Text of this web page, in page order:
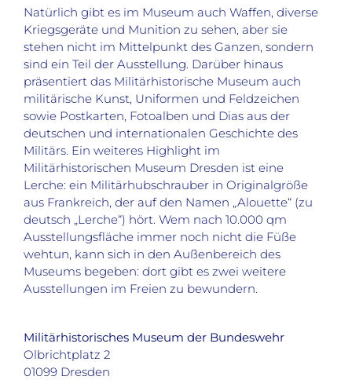
Natürlich gibt es im Museum auch Waffen, diverse
Kriegsgeräte und Munition zu sehen, aber sie
stehen nicht im Mittelpunkt des Ganzen, sondern
sind ein Teil der Ausstellung. Darüber hinaus
präsentiert das Militärhistorische Museum auch
militärische Kunst, Uniformen und Feldzeichen
sowie Postkarten, Fotoalben und Dias aus der
deutschen und internationalen Geschichte des
Militärs. Ein weiteres Highlight im
Militärhistorischen Museum Dresden ist eine
Lerche: ein Militärhubschrauber in Originalgröße
aus Frankreich, der auf den Namen „Alouette“ (zu
deutsch „Lerche“) hört. Wem nach 10.000 qm
Ausstellungsfläche immer noch nicht die Füße
wehtun, kann sich in den Außenbereich des
Museums begeben: dort gibt es zwei weitere
Ausstellungen im Freien zu bewundern.
Militärhistorisches Museum der Bundeswehr
Olbrichtplatz 2
01099 Dresden